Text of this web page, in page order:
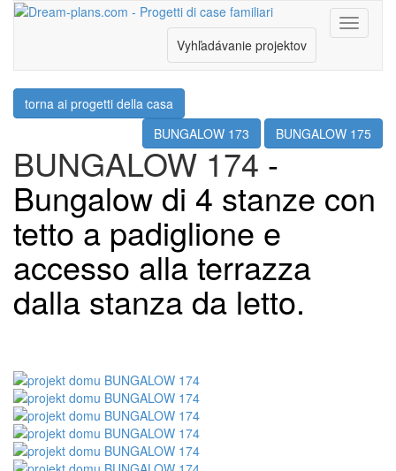
Menu
Vyhľadávanie projektov
torna ai progetti della casa
BUNGALOW 173
BUNGALOW 175
BUNGALOW 174-
Bungalow di 4 stanze con
tetto a padiglione e
accesso alla terrazza
dalla stanza da letto.